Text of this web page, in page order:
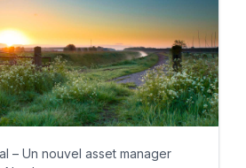
– Un nouvel asset manager